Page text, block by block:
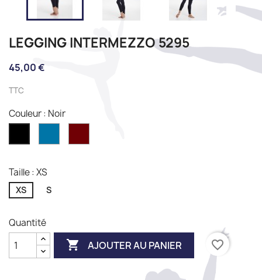
LEGGING INTERMEZZO 5295
45,00 €
TTC
Couleur : Noir
Taille : XS
XS S
Quantité
 AJOUTER AU PANIER favorite_border